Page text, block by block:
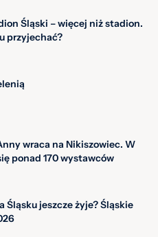
Śląski – więcej niż stadion.
przyjechać?
wraca na Nikiszowiec. W
ponad 170 wystawców
Śląsku jeszcze żyje? Śląskie